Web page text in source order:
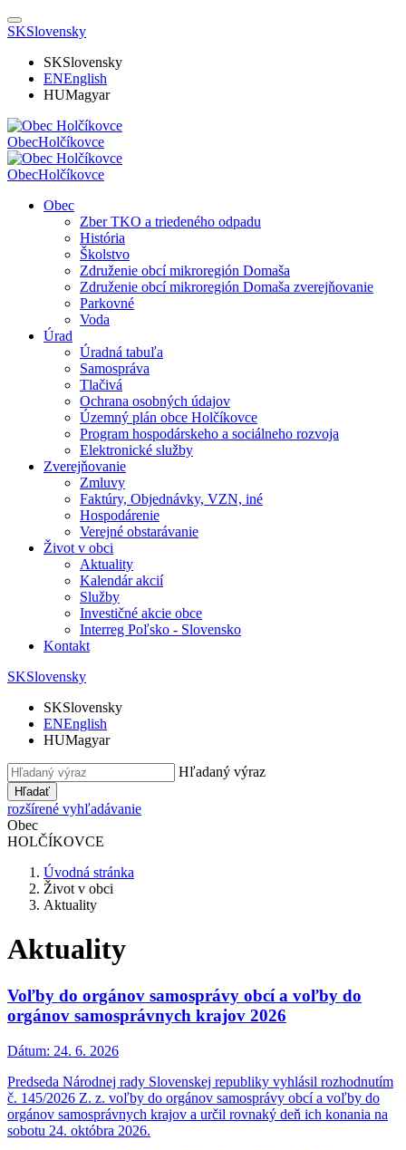
SKSlovensky
SKSlovensky
ENEnglish
HUMagyar
ObecHolčíkovce
ObecHolčíkovce
Obec
Zber TKO a triedeného odpadu
História
Školstvo
Združenie obcí mikroregión Domaša
Združenie obcí mikroregión Domaša zverejňovanie
Parkovné
Voda
Úrad
Úradná tabuľa
Samospráva
Tlačivá
Ochrana osobných údajov
Územný plán obce Holčíkovce
Program hospodárskeho a sociálneho rozvoja
Elektronické služby
Zverejňovanie
Zmluvy
Faktúry, Objednávky, VZN, iné
Hospodárenie
Verejné obstarávanie
Život v obci
Aktuality
Kalendár akcií
Služby
Investičné akcie obce
Interreg Poľsko - Slovensko
Kontakt
SKSlovensky
SKSlovensky
ENEnglish
HUMagyar
Hľadaný výraz
Hľadať
rozšírené vyhľadávanie
Obec
HOLČÍKOVCE
Úvodná stránka
Život v obci
Aktuality
Aktuality
Voľby do orgánov samosprávy obcí a voľby do
orgánov samosprávnych krajov 2026
Dátum: 24. 6. 2026
Predseda Národnej rady Slovenskej republiky vyhlásil rozhodnutím
č. 145/2026 Z. z. voľby do orgánov samosprávy obcí a voľby do
orgánov samosprávnych krajov a určil rovnaký deň ich konania na
sobotu 24. októbra 2026.